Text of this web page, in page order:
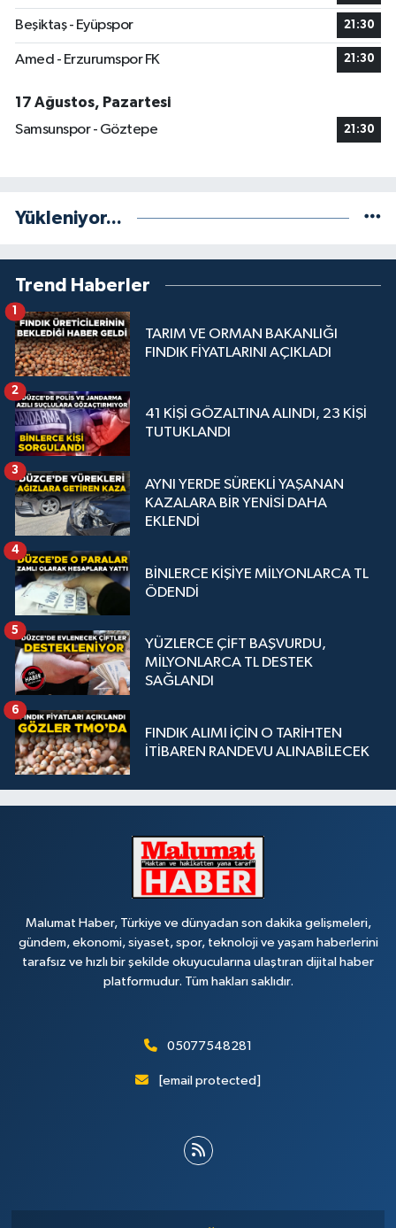
Beşiktaş - Eyüpspor 21:30
Amed - Erzurumspor FK 21:30
17 Ağustos, Pazartesi
Samsunspor - Göztepe
21:30
Yükleniyor...
Trend Haberler
TARIM VE ORMAN BAKANLIĞI
FINDIK FİYATLARINI AÇIKLADI
1
41 KİŞİ GÖZALTINA ALINDI, 23 KİŞİ
TUTUKLANDI
2
AYNI YERDE SÜREKLİ YAŞANAN
KAZALARA BİR YENİSİ DAHA
EKLENDİ
3
BİNLERCE KİŞİYE MİLYONLARCA TL
ÖDENDİ
4
YÜZLERCE ÇİFT BAŞVURDU,
MİLYONLARCA TL DESTEK
SAĞLANDI
5
FINDIK ALIMI İÇİN O TARİHTEN
İTİBAREN RANDEVU ALINABİLECEK
6
Malumat Haber, Türkiye ve dünyadan son dakika gelişmeleri,
gündem, ekonomi, siyaset, spor, teknoloji ve yaşam haberlerini
tarafsız ve hızlı bir şekilde okuyucularına ulaştıran dijital haber
platformudur. Tüm hakları saklıdır.
05077548281
[email protected]